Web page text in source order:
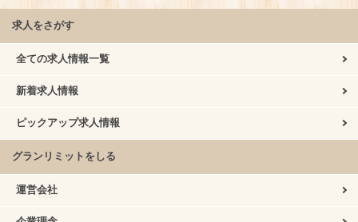
求人をさがす
全ての求人情報一覧
新着求人情報
ピックアップ求人情報
グランリミットをしる
運営会社